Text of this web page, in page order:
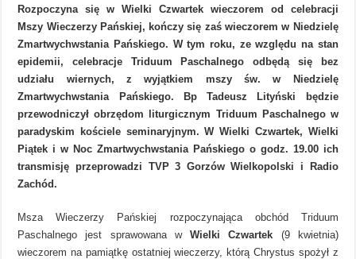
Rozpoczyna się w Wielki Czwartek wieczorem od celebracji
Mszy Wieczerzy Pańskiej, kończy się zaś wieczorem w Niedzielę
Zmartwychwstania Pańskiego. W tym roku, ze względu na stan
epidemii, celebracje Triduum Paschalnego odbędą się bez
udziału wiernych, z wyjątkiem mszy św. w Niedzielę
Zmartwychwstania Pańskiego. Bp Tadeusz Lityński będzie
przewodniczył obrzędom liturgicznym Triduum Paschalnego w
paradyskim kościele seminaryjnym. W Wielki Czwartek, Wielki
Piątek i w Noc Zmartwychwstania Pańskiego o godz. 19.00 ich
transmisję przeprowadzi TVP 3 Gorzów Wielkopolski i Radio
Zachód.
Msza Wieczerzy Pańskiej rozpoczynająca obchód Triduum
Paschalnego jest sprawowana wWielki Czwartek (9 kwietnia)
wieczorem na pamiątkę ostatniej wieczerzy, którą Chrystus spożył z